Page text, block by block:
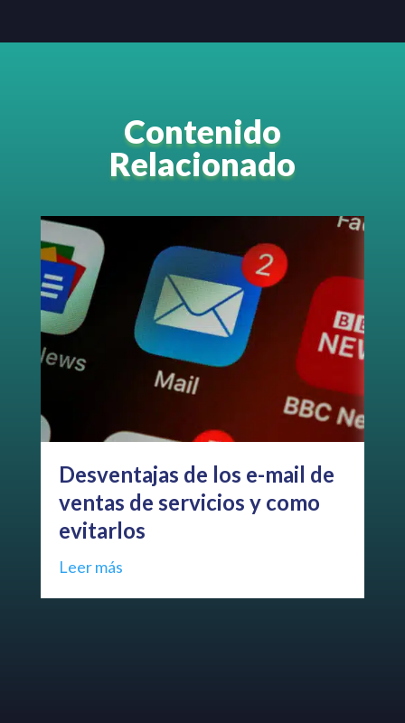
Contenido
Relacionado
Desventajas de los e-mail de
ventas de servicios y como
evitarlos
Leer más